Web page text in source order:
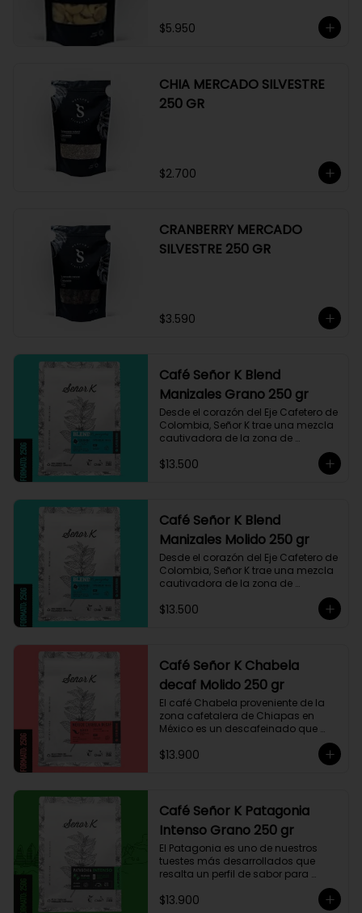
$5.950
CHIA MERCADO SILVESTRE
250 GR
$2.700
CRANBERRY MERCADO
SILVESTRE 250 GR
$3.590
Café Señor K Blend
Manizales Grano 250 gr
Desde el corazón del Eje Cafetero de
Colombia, Señor K trae una mezcla
cautivadora de la zona de
Manizales, entre 1.800 y 1.950 msnm.
La variedad es Castillo, que ha sido
trazas de chocolate. El tueste medio
permite degustar todos los sabores
complejos de este café
$13.500
Café Señor K Blend
Manizales Molido 250 gr
Desde el corazón del Eje Cafetero de
Colombia, Señor K trae una mezcla
cautivadora de la zona de
Manizales, entre 1.800 y 1.950 msnm.
La variedad es Castillo, que ha sido
trazas de chocolate. El tueste medio
permite degustar todos los sabores
complejos de este café
$13.500
Café Señor K Chabela
decaf Molido 250 gr
El café Chabela proveniente de la
zona cafetalera de Chiapas en
México es un descafeinado que
Este café se siembra cerca de la
fruto de su trabajo en el campo a
su madre, Chabela. Es un típica
descafeinado con agua, con
toques especiados y un cuerpo
cremoso, resaltan notas canela,
chocolate negro y lima, esto le
otorga una puntuación de 83,75. Si
buscas descansar de la cafeína,
esta es una exquisita alternativa
$13.900
Café Señor K Patagonia
Intenso Grano 250 gr
El Patagonia es uno de nuestros
tuestes más desarrollados que
resalta un perfil de sabor para
intenso único y con exquisito
$13.900